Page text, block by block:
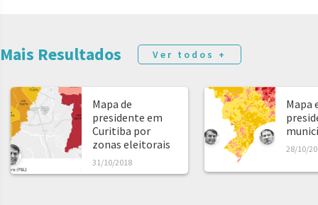
Mais Resultados Ver todos +
Mapa de
presidente em
Curitiba por
zonas eleitorais
31/10/2018
Mapa
28/10/